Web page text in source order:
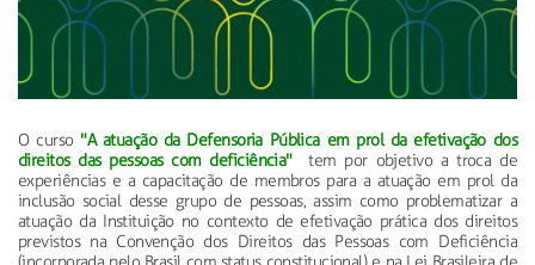
O curso "A atuação da Defensoria Pública em prol da efetivação dos
direitos das pessoas com deficiência"
tem por objetivo a troca de
experiências e a capacitação de membros para a atuação em prol da
inclusão social desse grupo de pessoas, assim como problematizar a
atuação da Instituição no contexto de efetivação prática dos direitos
previstos na Convenção dos Direitos das Pessoas com Deficiência